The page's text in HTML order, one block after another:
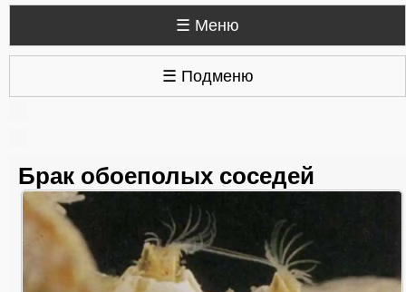
☰ Меню
☰ Подменю
Брак обоеполых соседей